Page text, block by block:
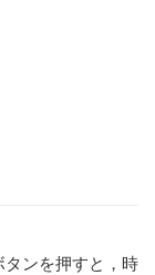
タンを押すと，時